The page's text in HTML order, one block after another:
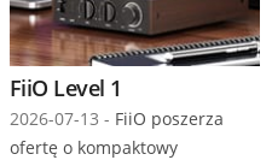
FiiO Level 1
2026-07-13 - FiiO poszerza
ofertę o kompaktowy